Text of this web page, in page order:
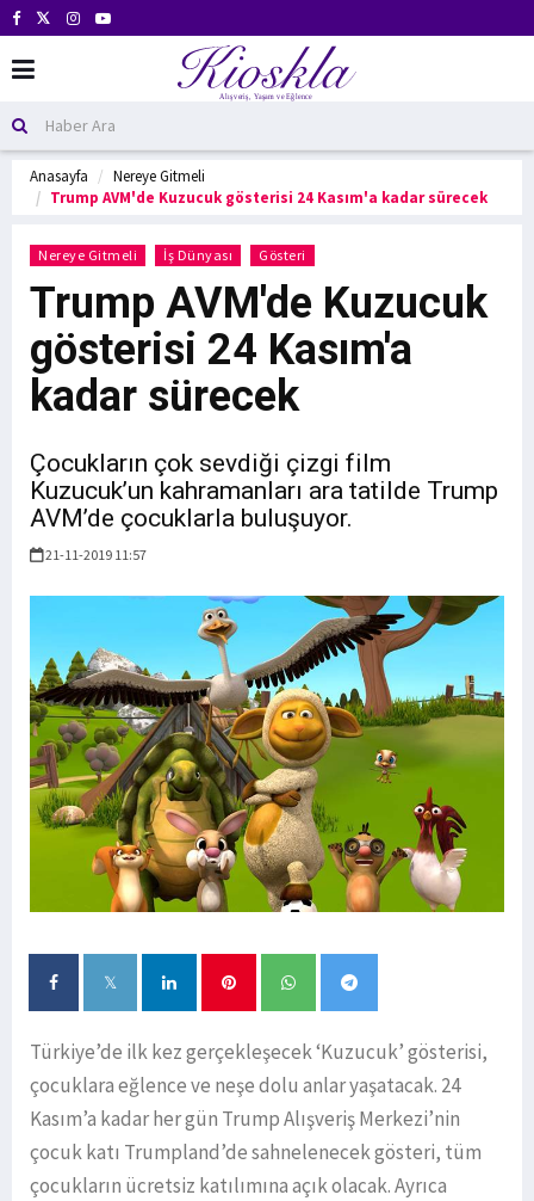
Anasayfa
Nereye Gitmeli
Trump AVM'de Kuzucuk gösterisi 24 Kasım'a kadar sürecek
Nereye Gitmeli İş Dünyası Gösteri
Trump AVM'de Kuzucuk
gösterisi 24 Kasım'a
kadar sürecek
Çocukların çok sevdiği çizgi film
Kuzucuk’un kahramanları ara tatilde Trump
AVM’de çocuklarla buluşuyor.
21-11-2019 11:57
Türkiye’de ilk kez gerçekleşecek ‘Kuzucuk’ gösterisi,
çocuklara eğlence ve neşe dolu anlar yaşatacak. 24
Kasım’a kadar her gün Trump Alışveriş Merkezi’nin
çocuk katı Trumpland’de sahnelenecek gösteri, tüm
çocukların ücretsiz katılımına açık olacak. Ayrıca